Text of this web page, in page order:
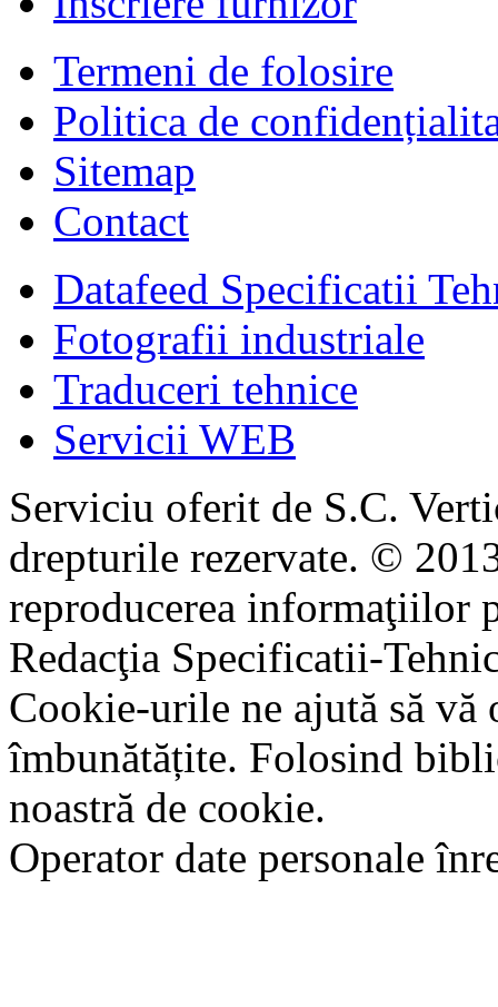
Termeni de folosire
Politica de
Sitemap
Contact
Datafeed Specificatii
Fotografii industriale
Traduceri tehnice
Servicii WEB
Serviciu oferit de S.C.
drepturile rezervate. ©
reproducerea informaţiilor
Redacţia Specificatii-
Cookie-urile ne ajută să
îmbunătățite. Folosind
noastră de cookie.
Operator date personale